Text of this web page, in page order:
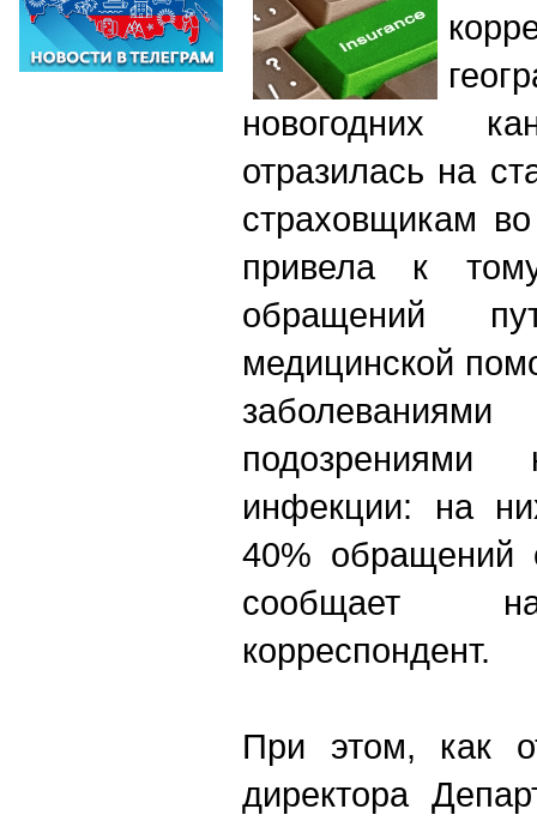
новогодних
отразилась на
страховщикам
привела к
обращений
медицинской
инфекции: на
40% обращений
сообщает
корреспондент.
При этом, как
директора